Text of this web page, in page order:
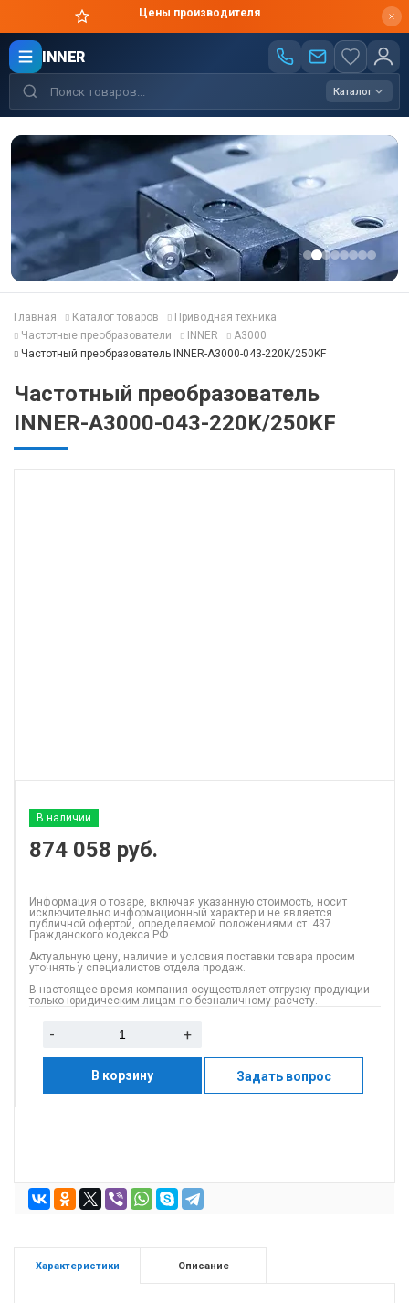
Цены производителя
INNER
Каталог
Главная Каталог товаров
Приводная техника
Частотные преобразователи
INNER
A3000
Частотный преобразователь INNER-A3000-043-220K/250KF
Частотный преобразователь
INNER-A3000-043-220K/250KF
В наличии
874 058 руб.
Информация о товаре, включая указанную стоимость, носит
исключительно информационный характер и не является
публичной офертой, определяемой положениями ст. 437
Гражданского кодекса РФ.
Актуальную цену, наличие и условия поставки товара просим
уточнять у специалистов отдела продаж.
В настоящее время компания осуществляет отгрузку продукции
только юридическим лицам по безналичному расчету.
- +
В корзину Задать вопрос
Характеристики Описание